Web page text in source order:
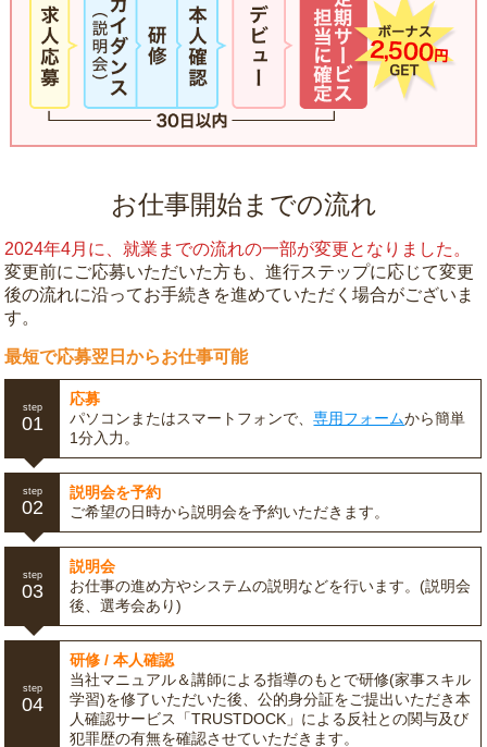
お仕事開始までの流れ
2024年4月に、就業までの流れの一部が変更となりました。
変更前にご応募いただいた方も、進行ステップに応じて変更
後の流れに沿ってお手続きを進めていただく場合がございま
す。
最短で応募翌日からお仕事可能
step
01
応募
パソコンまたはスマートフォンで、専用フォームから簡単
1分入力。
step
02
説明会を予約
ご希望の日時から説明会を予約いただきます。
step
03
説明会
お仕事の進め方やシステムの説明などを行います。(説明会
後、選考会あり)
step
04
研修 / 本人確認
当社マニュアル＆講師による指導のもとで研修(家事スキル
学習)を修了いただいた後、公的身分証をご提出いただき本
人確認サービス「TRUSTDOCK」による反社との関与及び
犯罪歴の有無を確認させていただきます。